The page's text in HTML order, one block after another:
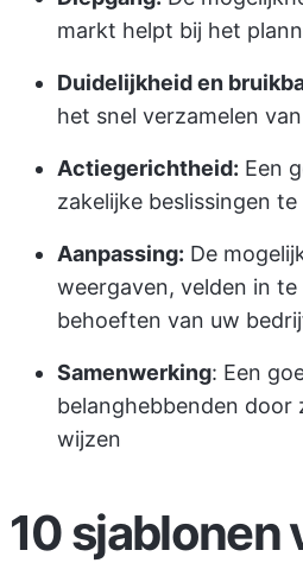
markt helpt bij het
Duidelijkheid en
het snel verzamelen
Actiegerichtheid: Een
zakelijke beslissingen te
Aanpassing: De
weergaven, velden in
behoeften van uw
Samenwerking: Een
belanghebbenden
wijzen
10 sjablonen